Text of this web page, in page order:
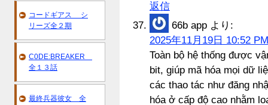
返信
66b app より:
2025年11月19日 10:52 PM
Toàn bộ hệ thống được
bit, giúp mã hóa mọi dữ
các thao tác như đăng
hóa ở cấp độ cao nhằm
コードギアス シ
リーズ全２期
C0DE:BREAKER
全１３話
最終兵器彼女 全